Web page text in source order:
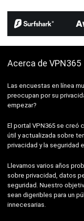
Acerca de VPN365
Las encuestas en línea
preocupan por su
empezar?
El portal VPN365 se creó
útil y actualizada sobre
privacidad y la seguridad
Llevamos varios años
sobre privacidad, datos
seguridad. Nuestro
sean digeribles para un
innecesarias.